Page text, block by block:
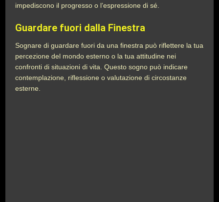
impediscono il progresso o l’espressione di sé.
Guardare fuori dalla Finestra
Sognare di guardare fuori da una finestra può riflettere la tua
percezione del mondo esterno o la tua attitudine nei
confronti di situazioni di vita. Questo sogno può indicare
contemplazione, riflessione o valutazione di circostanze
esterne.